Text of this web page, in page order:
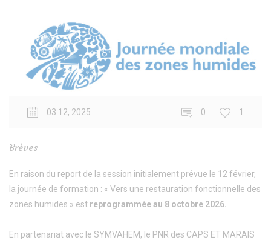
03 12, 2025 0 1
Brèves
En raison du report de la session initialement prévue le 12 février,
la journée de formation : « Vers une restauration fonctionnelle des
zones humides » est reprogrammée au 8 octobre 2026.
En partenariat avec le SYMVAHEM, le PNR des CAPS ET MARAIS